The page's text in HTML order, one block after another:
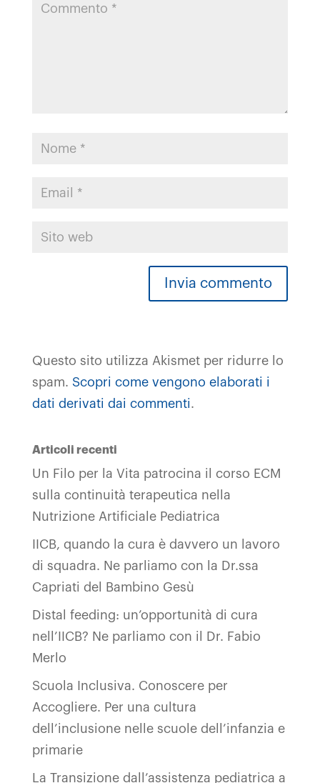
Questo sito utilizza Akismet per ridurre lo
spam. Scopri come vengono elaborati i
dati derivati dai commenti.
Articoli recenti
Un Filo per la Vita patrocina il corso ECM
sulla continuità terapeutica nella
Nutrizione Artificiale Pediatrica
IICB, quando la cura è davvero un lavoro
di squadra. Ne parliamo con la Dr.ssa
Capriati del Bambino Gesù
Distal feeding: un’opportunità di cura
nell’IICB? Ne parliamo con il Dr. Fabio
Merlo
Scuola Inclusiva. Conoscere per
Accogliere. Per una cultura
dell’inclusione nelle scuole dell’infanzia e
primarie
La Transizione dall’assistenza pediatrica a